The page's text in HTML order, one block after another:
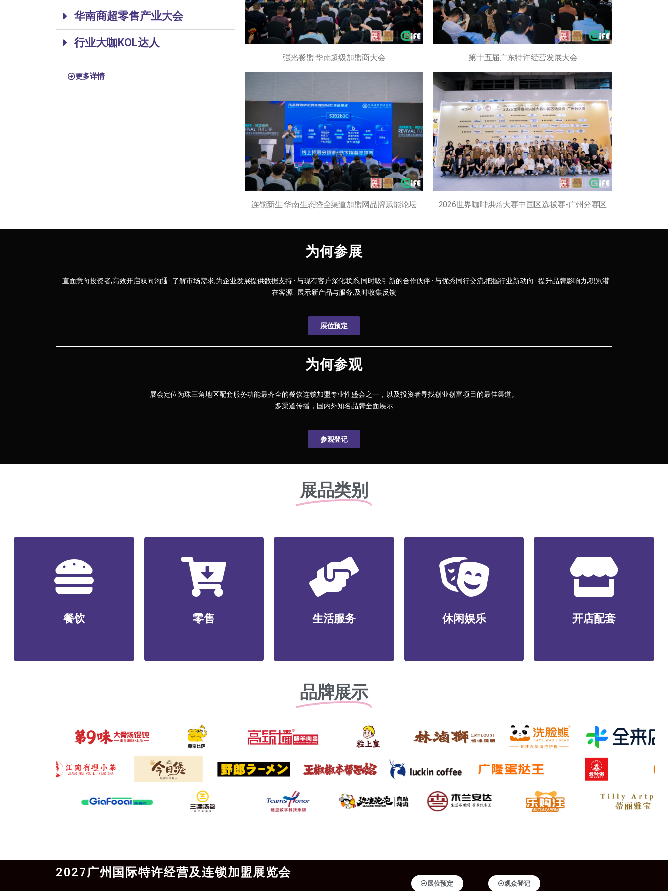
华南商超零售产业大会
行业大咖KOL达人
更多详情
强光餐盟·华南超级加盟商大会
连锁新生·华南生态暨全渠道加盟网品牌赋能论坛
第十五届广东特许经营发展大会
2026世界咖啡烘焙大赛中国区选拔赛-广州分赛区
为何参展
· 直面意向投资者,高效开启双向沟通 · 了解市场需求,为企业发展提供数据支持 · 与现有客户深化联系,同时吸引新的合作伙伴 · 与优秀同行交流,把握行业新动向 · 提升品牌影响力,积累潜
在客源 · 展示新产品与服务,及时收集反馈
展位预定
为何参观
展会定位为珠三角地区配套服务功能最齐全的餐饮连锁加盟专业性盛会之一，以及投资者寻找创业创富项目的最佳渠道。
多渠道传播，国内外知名品牌全面展示
参观登记
展品类别
餐饮
餐饮
理/特色小吃/烧烤/火锅/轻
零售
零售
商超/美妆个护/数码家电/文
生活服务
生活服务
业/宠物服务/教育培训/便民
休闲娱乐
休闲娱乐
竞/酒店民宿/社交新潮等
开店配套
开店配套
址服务/数智化系统/营销服
品牌展示
2027广州国际特许经营及连锁加盟展览会
展位预定 观众登记